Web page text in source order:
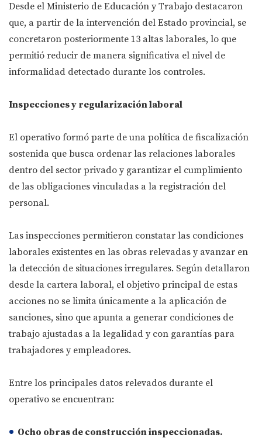
Desde el Ministerio de Educación y Trabajo destacaron
que, a partir de la intervención del Estado provincial, se
concretaron posteriormente 13 altas laborales, lo que
permitió reducir de manera significativa el nivel de
informalidad detectado durante los controles.
Inspecciones y regularización laboral
El operativo formó parte de una política de fiscalización
sostenida que busca ordenar las relaciones laborales
dentro del sector privado y garantizar el cumplimiento
de las obligaciones vinculadas a la registración del
personal.
Las inspecciones permitieron constatar las condiciones
laborales existentes en las obras relevadas y avanzar en
la detección de situaciones irregulares. Según detallaron
desde la cartera laboral, el objetivo principal de estas
acciones no se limita únicamente a la aplicación de
sanciones, sino que apunta a generar condiciones de
trabajo ajustadas a la legalidad y con garantías para
trabajadores y empleadores.
Entre los principales datos relevados durante el
operativo se encuentran:
Ocho obras de construcción inspeccionadas.